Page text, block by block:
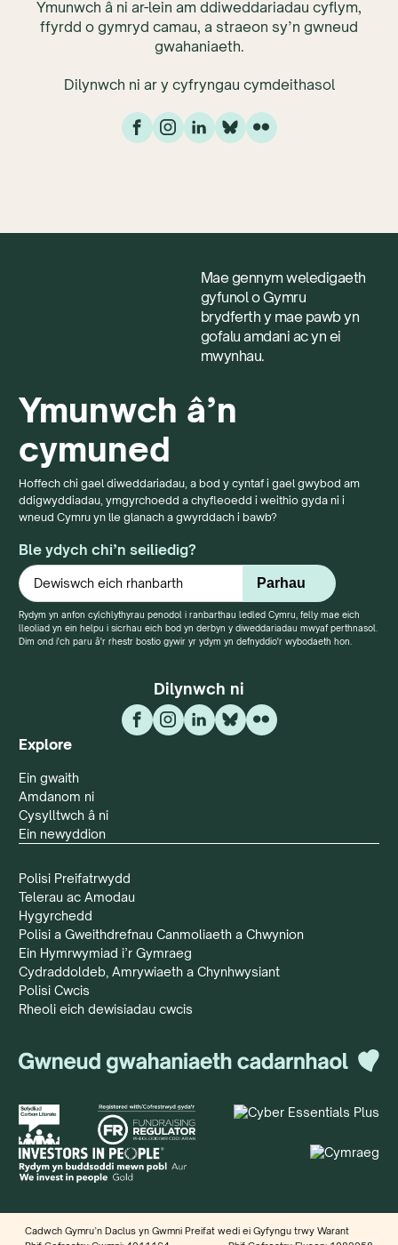
Ymunwch â ni ar-lein am ddiweddariadau cyflym,
ffyrdd o gymryd camau, a straeon sy’n gwneud
gwahaniaeth.
Dilynwch ni ar y cyfryngau cymdeithasol
Mae gennym weledigaeth
gyfunol o Gymru
brydferth y mae pawb yn
gofalu amdani ac yn ei
mwynhau.
Ymunwch â’n
cymuned
Hoffech chi gael diweddariadau, a bod y cyntaf i gael gwybod am
ddigwyddiadau, ymgyrchoedd a chyfleoedd i weithio gyda ni i
wneud Cymru yn lle glanach a gwyrddach i bawb?
Ble ydych chi’n seiliedig?
Rydym yn anfon cylchlythyrau penodol i ranbarthau ledled Cymru, felly mae eich
lleoliad yn ein helpu i sicrhau eich bod yn derbyn y diweddariadau mwyaf perthnasol.
Dim ond i'ch paru â'r rhestr bostio gywir yr ydym yn defnyddio'r wybodaeth hon.
Dilynwch ni
Explore
Ein gwaith
Amdanom ni
Cysylltwch â ni
Ein newyddion
Polisi Preifatrwydd
Telerau ac Amodau
Hygyrchedd
Polisi a Gweithdrefnau Canmoliaeth a Chwynion
Ein Hymrwymiad i’r Gymraeg
Cydraddoldeb, Amrywiaeth a Chynhwysiant
Polisi Cwcis
Rheoli eich dewisiadau cwcis
Cadwch Gymru’n Daclus yn Gwmni Preifat wedi ei Gyfyngu trwy Warant